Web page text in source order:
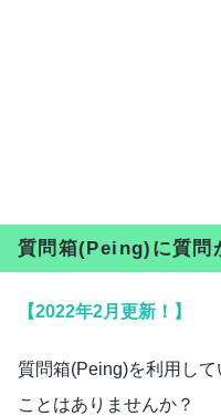
質問箱(Peing)に質問
【2022年2月更新！】
質問箱(Peing)を利用し
ことはありませんか？